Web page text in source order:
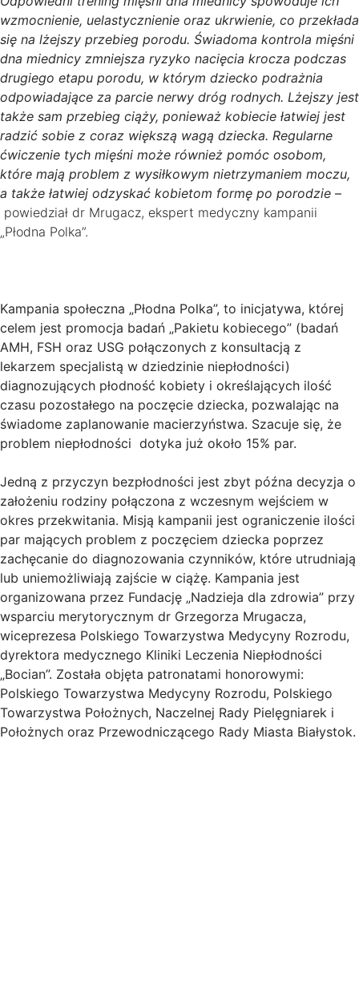
wzmocnienie, uelastycznienie oraz ukrwienie, co przekłada
się na lżejszy przebieg porodu. Świadoma kontrola mięśni
dna miednicy zmniejsza ryzyko nacięcia krocza podczas
drugiego etapu porodu, w którym dziecko podrażnia
odpowiadające za parcie nerwy dróg rodnych. Lżejszy jest
także sam przebieg ciąży, ponieważ kobiecie łatwiej jest
radzić sobie z coraz większą wagą dziecka. Regularne
ćwiczenie tych mięśni może również pomóc osobom,
które mają problem z wysiłkowym nietrzymaniem moczu,
a także łatwiej odzyskać kobietom formę po porodzie –
powiedział dr Mrugacz, ekspert medyczny kampanii
„Płodna Polka”.
Kampania społeczna „Płodna Polka”, to inicjatywa, której
celem jest promocja badań „Pakietu kobiecego” (badań
AMH, FSH oraz USG połączonych z konsultacją z
lekarzem specjalistą w dziedzinie niepłodności)
diagnozujących płodność kobiety i określających ilość
czasu pozostałego na poczęcie dziecka, pozwalając na
świadome zaplanowanie macierzyństwa. Szacuje się, że
problem niepłodności dotyka już około 15% par.
Jedną z przyczyn bezpłodności jest zbyt późna decyzja o
założeniu rodziny połączona z wczesnym wejściem w
okres przekwitania. Misją kampanii jest ograniczenie ilości
par mających problem z poczęciem dziecka poprzez
zachęcanie do diagnozowania czynników, które utrudniają
lub uniemożliwiają zajście w ciążę. Kampania jest
organizowana przez Fundację „Nadzieja dla zdrowia” przy
wsparciu merytorycznym dr Grzegorza Mrugacza,
wiceprezesa Polskiego Towarzystwa Medycyny Rozrodu,
dyrektora medycznego Kliniki Leczenia Niepłodności
„Bocian”. Została objęta patronatami honorowymi:
Polskiego Towarzystwa Medycyny Rozrodu, Polskiego
Towarzystwa Położnych, Naczelnej Rady Pielęgniarek i
Położnych oraz Przewodniczącego Rady Miasta Białystok.